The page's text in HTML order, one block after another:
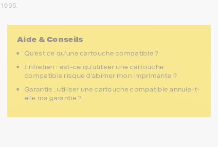
1995.
Aide & Conseils
Qu'est ce qu'une cartouche compatible ?
Entretien : est-ce qu'utiliser une cartouche
compatible risque d'abimer mon imprimante ?
Garantie : utiliser une cartouche compatible annule-t-
elle ma garantie ?